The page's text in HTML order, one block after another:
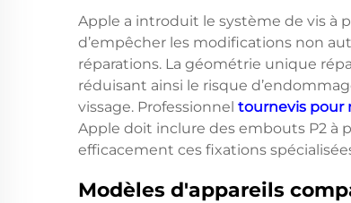
Apple a introduit le système de vis à
d’empêcher les modifications non
réparations. La géométrie unique
réduisant ainsi le risque
vissage. Professionnel tournevis pour
Apple doit inclure des embouts P2 à
efficacement ces fixations
Modèles d'appareils